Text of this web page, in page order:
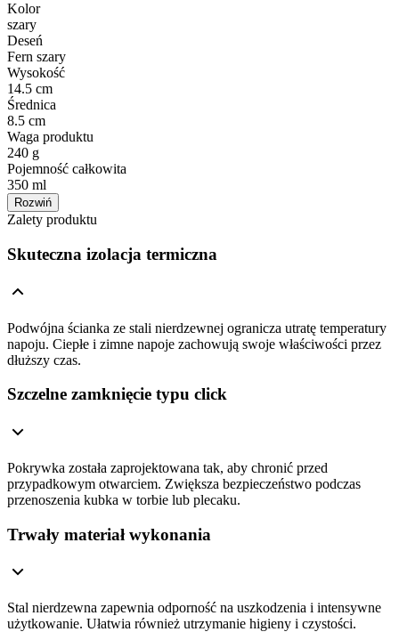
Kolor
szary
Deseń
Fern szary
Wysokość
14.5 cm
Średnica
8.5 cm
Waga produktu
240 g
Pojemność całkowita
350 ml
Rozwiń
Zalety produktu
Skuteczna izolacja termiczna
Podwójna ścianka ze stali nierdzewnej ogranicza utratę temperatury
napoju. Ciepłe i zimne napoje zachowują swoje właściwości przez
dłuższy czas.
Szczelne zamknięcie typu click
Pokrywka została zaprojektowana tak, aby chronić przed
przypadkowym otwarciem. Zwiększa bezpieczeństwo podczas
przenoszenia kubka w torbie lub plecaku.
Trwały materiał wykonania
Stal nierdzewna zapewnia odporność na uszkodzenia i intensywne
użytkowanie. Ułatwia również utrzymanie higieny i czystości.